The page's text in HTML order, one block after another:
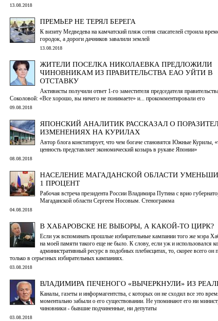
13.08.2018
ПРЕМЬЕР НЕ ТЕРЯЛ БЕРЕГА
К визиту Медведева на камчатский пляж сотня спасателей строила
городок, а дороги дачников завалили землей
13.08.2018
ЖИТЕЛИ ПОСЕЛКА НИКОЛАЕВКА ПРЕДЛОЖИЛИ
ЧИНОВНИКАМ ИЗ ПРАВИТЕЛЬСТВА ЕАО УЙТИ В
ОТСТАВКУ
Активисты получили ответ 1-го заместителя председателя
Соколовой: «Все хорошо, вы ничего не понимаете» и... прокомментировали его
09.08.2018
ЯПОНСКИЙ АНАЛИТИК РАССКАЗАЛ О
ИЗМЕНЕНИЯХ НА КУРИЛАХ
Автор блога констатирует, что чем богаче становятся Южные Курилы,
ценность представляет экономический козырь в рукаве Японии»
08.08.2018
НАСЕЛЕНИЕ МАГАДАНСКОЙ ОБЛАСТИ
1 ПРОЦЕНТ
Рабочая встреча президента России Владимира Путина с врио
Магаданской области Сергеем Носовым. Стенограмма
04.08.2018
В ХАБАРОВСКЕ НЕ ВЫБОРЫ, А КАКОЙ-ТО ЦИРК?
Если уж вспоминать прошлые избирательные кампании того же мэра
на моей памяти такого еще не было. К слову, если уж и использовался
административный ресурс в подобных плебисцитах, то, скорее всего он
только в серьезных избирательных кампаниях.
03.08.2018
ВЛАДИМИРА ПЕЧЕНОГО «ВЫЧЕРКНУЛИ» ИЗ
Каналы, газеты и информагентства, с которых он не сходил все это
моментально забыли о его существовании. Не упоминают его ни
чиновники - бывшие подчиненные, ни депутаты
03.08.2018